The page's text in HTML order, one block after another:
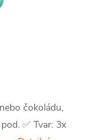
čokoládu,
✅ Tvar: 3x